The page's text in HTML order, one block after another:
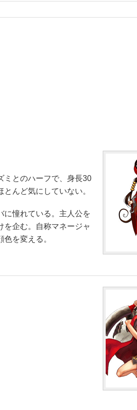
とのハーフで、身長30
んど気にしていない。
憧れている。主人公を
を企む。自称マネージャ
を変える。